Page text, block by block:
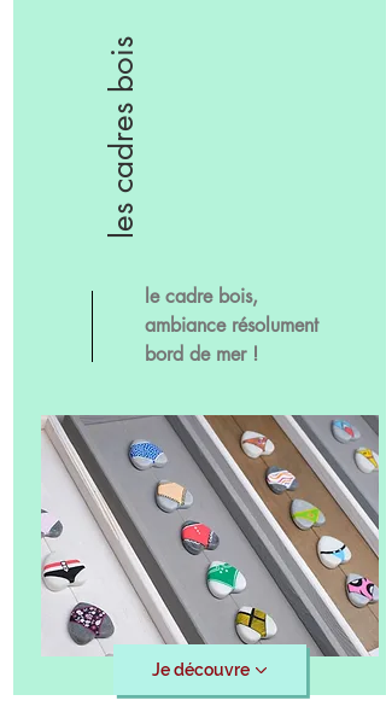
les cadres bois
le cadre bois,
ambiance résolument
bord de mer !
Je découvre